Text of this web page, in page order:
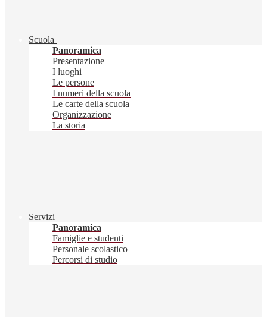
Scuola
Panoramica
Presentazione
I luoghi
Le persone
I numeri della scuola
Le carte della scuola
Organizzazione
La storia
Servizi
Panoramica
Famiglie e studenti
Personale scolastico
Percorsi di studio